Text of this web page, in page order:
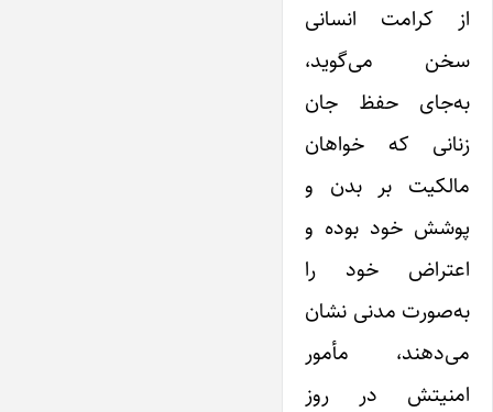
از کرامت انسانی
سخن می‌گوید،
به‌جای حفظ جان
زنانی که خواهان
مالکیت بر بدن و
پوشش خود بوده و
اعتراض خود را
به‌صورت مدنی نشان
می‌دهند، مأمور
امنیتش در روز